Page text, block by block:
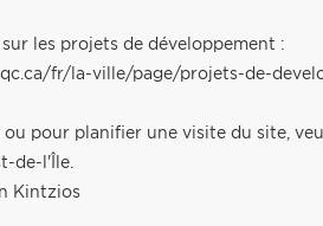
les projets de développement :
fr/la-ville/page/projets-de-
pour planifier une visite du site,
de-l'Île.
Kintzios